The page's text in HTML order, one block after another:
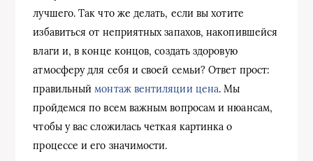
лучшего. Так что же делать, если вы хотите
избавиться от неприятных запахов, накопившейся
влаги и, в конце концов, создать здоровую
атмосферу для себя и своей семьи? Ответ прост:
правильный монтаж вентиляции цена. Мы
пройдемся по всем важным вопросам и нюансам,
чтобы у вас сложилась четкая картинка о
процессе и его значимости.